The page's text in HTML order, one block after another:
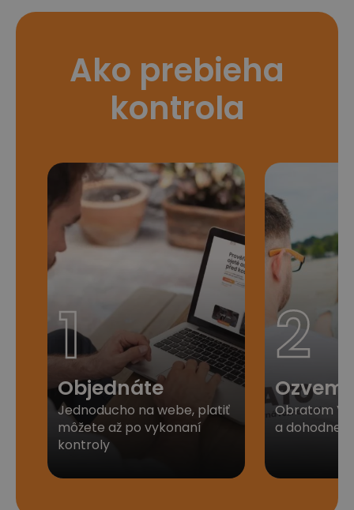
Ako prebieha
kontrola
1
Objednáte
Jednoducho na webe, platiť
môžete až po vykonaní
kontroly
2
Obratom
a